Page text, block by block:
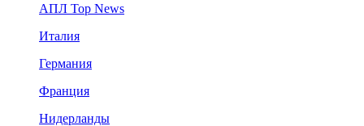
АПЛ Top News
Италия
Германия
Франция
Нидерланды